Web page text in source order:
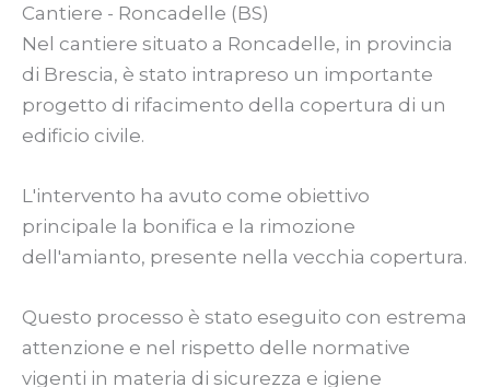
Cantiere - Roncadelle (BS)
Nel cantiere situato a Roncadelle, in provincia
di Brescia, è stato intrapreso un importante
progetto di rifacimento della copertura di un
edificio civile.
L'intervento ha avuto come obiettivo
principale la bonifica e la rimozione
dell'amianto, presente nella vecchia copertura.
Questo processo è stato eseguito con estrema
attenzione e nel rispetto delle normative
vigenti in materia di sicurezza e igiene